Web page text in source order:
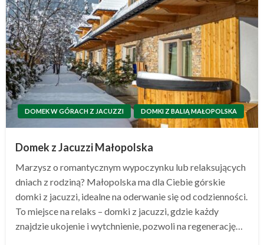
DOMEK W GÓRACH Z JACUZZI DOMKI Z BALIĄ MAŁOPOLSKA
Domek z Jacuzzi Małopolska
Marzysz o romantycznym wypoczynku lub relaksujących
dniach z rodziną? Małopolska ma dla Ciebie górskie
domki z jacuzzi, idealne na oderwanie się od codzienności.
To miejsce na relaks – domki z jacuzzi, gdzie każdy
znajdzie ukojenie i wytchnienie, pozwoli na regenerację…